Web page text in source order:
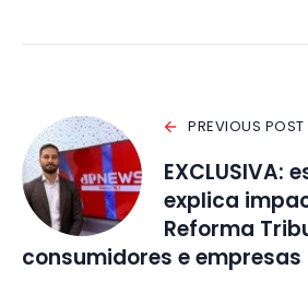
PREVIOUS POST
EXCLUSIVA:
explica
Reforma
consumidores e empresas